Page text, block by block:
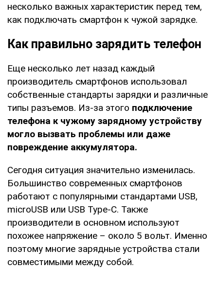
несколько важных характеристик перед тем,
как подключать смартфон к чужой зарядке.
Как правильно зарядить телефон
Еще несколько лет назад каждый
производитель смартфонов использовал
собственные стандарты зарядки и различные
типы разъемов. Из-за этого подключение
телефона к чужому зарядному устройству
могло вызвать проблемы или даже
повреждение аккумулятора.
Сегодня ситуация значительно изменилась.
Большинство современных смартфонов
работают с популярными стандартами USB,
microUSB или USB Type-C. Также
производители в основном используют
похожее напряжение – около 5 вольт. Именно
поэтому многие зарядные устройства стали
совместимыми между собой.